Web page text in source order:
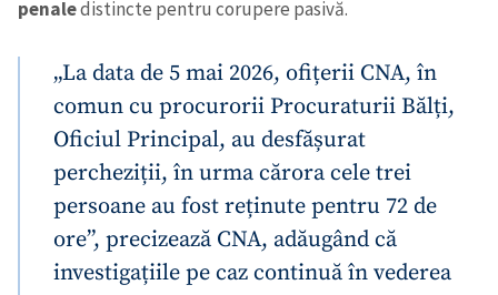
penaledistincte pentru corupere pasivă.
„La data de 5 mai 2026, ofițerii CNA, în
comun cu procurorii Procuraturii Bălți,
Oficiul Principal, au desfășurat
percheziții, în urma cărora cele trei
persoane au fost reținute pentru 72 de
ore”, precizează CNA, adăugând că
investigațiile pe caz continuă în vederea